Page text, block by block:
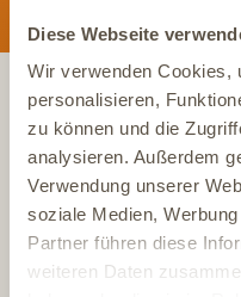
Diese Webseite
Wir verwenden Cookies,
personalisieren,
zu können und die
analysieren. Außerdem
Verwendung unserer
soziale Medien,
Partner führen diese
weiteren Daten
KONTAKT
Tel.:+49 (0)6504
Aus dem deutschen
Tel.:+43 (0)720 883 773